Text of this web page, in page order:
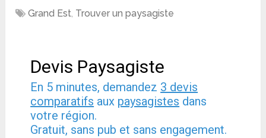
Grand Est, Trouver un paysagiste
Devis Paysagiste
En 5 minutes, demandez 3 devis
comparatifs aux paysagistes dans
votre région.
Gratuit, sans pub et sans engagement.